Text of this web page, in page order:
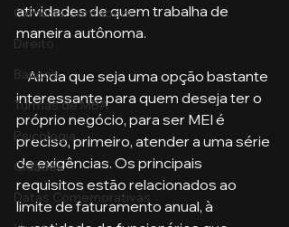
Ciências Contábeis
Direito
Bancos
Turmas de MBA
Psicologia
Cidades
Datas Comemorativas
atividades de quem trabalha de
maneira autônoma.
    Ainda que seja uma opção bastante
interessante para quem deseja ter o
próprio negócio, para ser MEI é
preciso, primeiro, atender a uma série
de exigências. Os principais
requisitos estão relacionados ao
limite de faturamento anual, à